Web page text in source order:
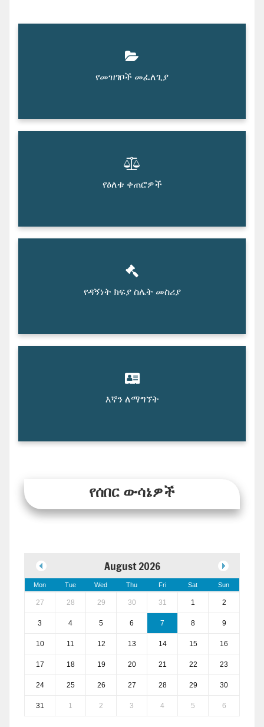
የመዝገቦች መፈለጊያ
የዕለቱ ቀጠሮዎች
የዳኝነት ክፍያ ስሌት መስሪያ
እኛን ለማግኘት
የሰበር ውሳኔዎች
August 2026
Mon Tue Wed Thu Fri Sat Sun
27 28 29 30 31 1 2
3 4 5 6 7 8 9
10 11 12 13 14 15 16
17 18 19 20 21 22 23
24 25 26 27 28 29 30
31 1 2 3 4 5 6